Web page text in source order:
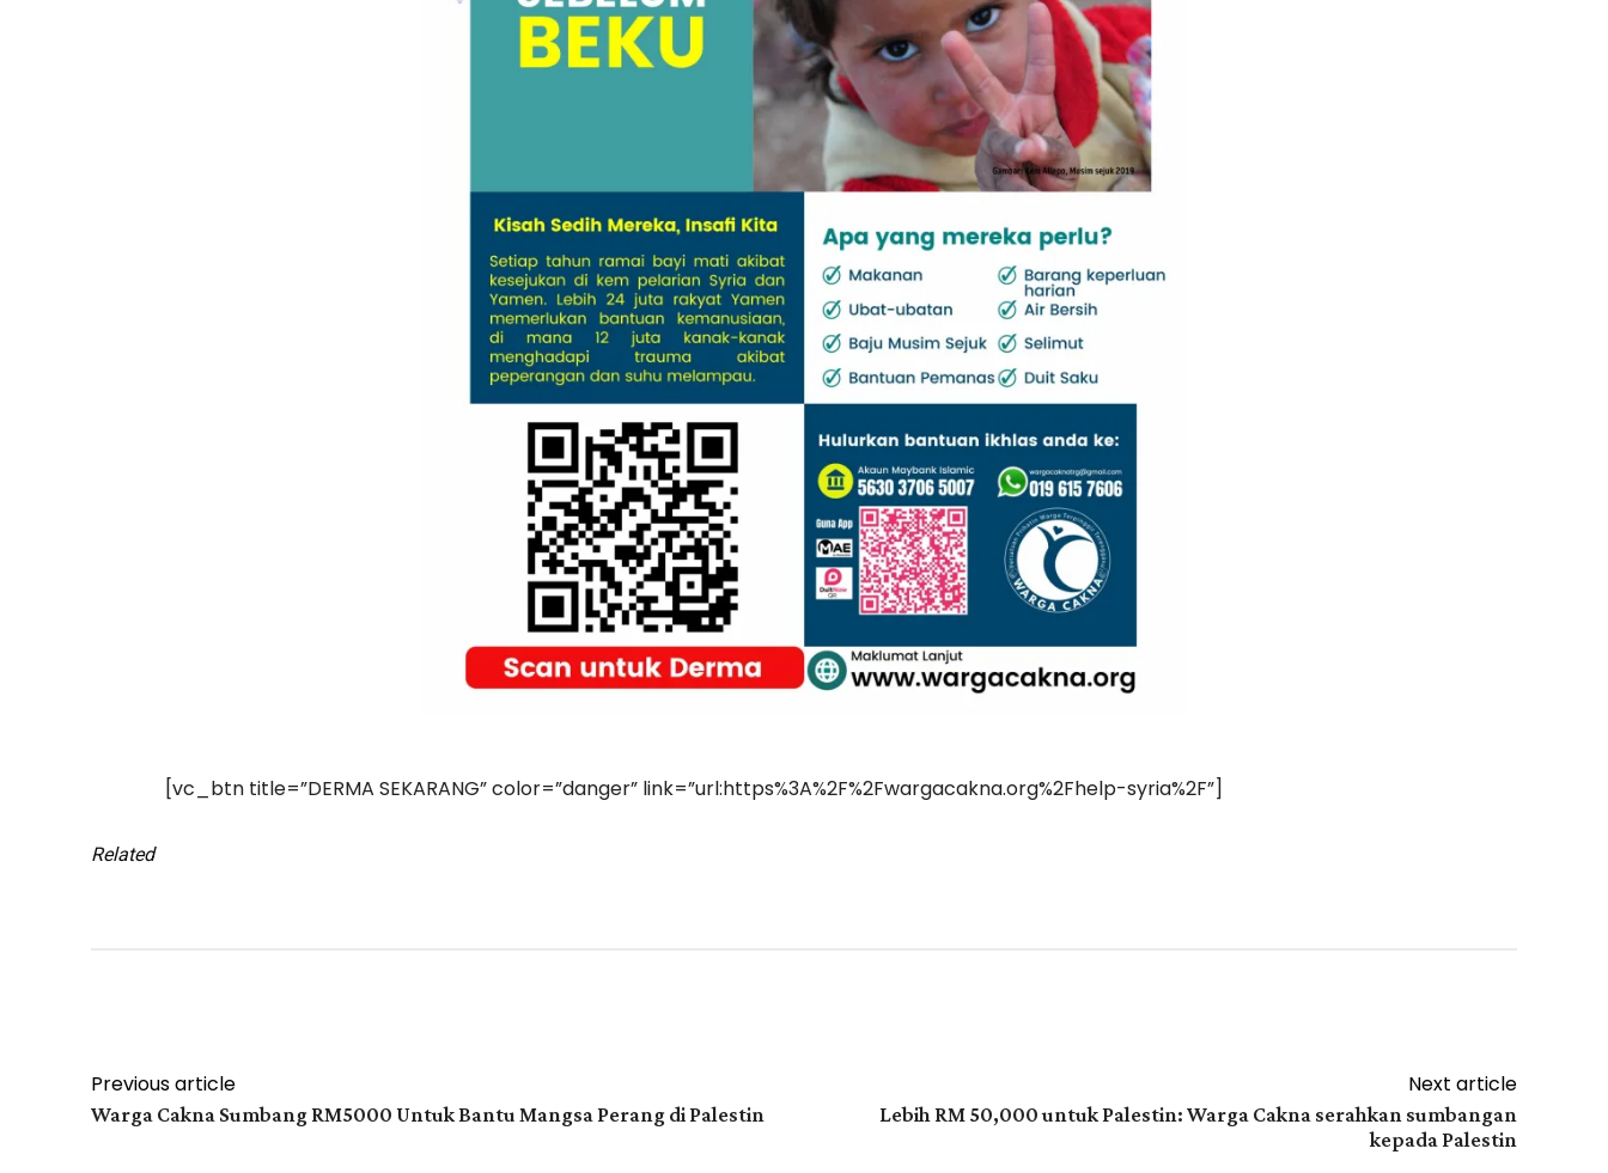
[vc_btn title=”DERMA SEKARANG” color=”danger” link=”url:https%3A%2F%2Fwargacakna.org%2Fhelp-syria%2F”]
Related
Previous article
Warga Cakna Sumbang RM5000 Untuk Bantu Mangsa Perang di Palestin
Next article
Lebih RM 50,000 untuk Palestin: Warga Cakna serahkan sumbangan
kepada Palestin